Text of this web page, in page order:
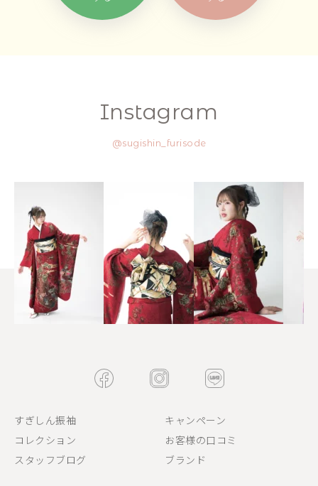
Instagram
@sugishin_furisode
すぎしん振袖
キャンペーン
コレクション
お客様の口コミ
スタッフブログ
ブランド